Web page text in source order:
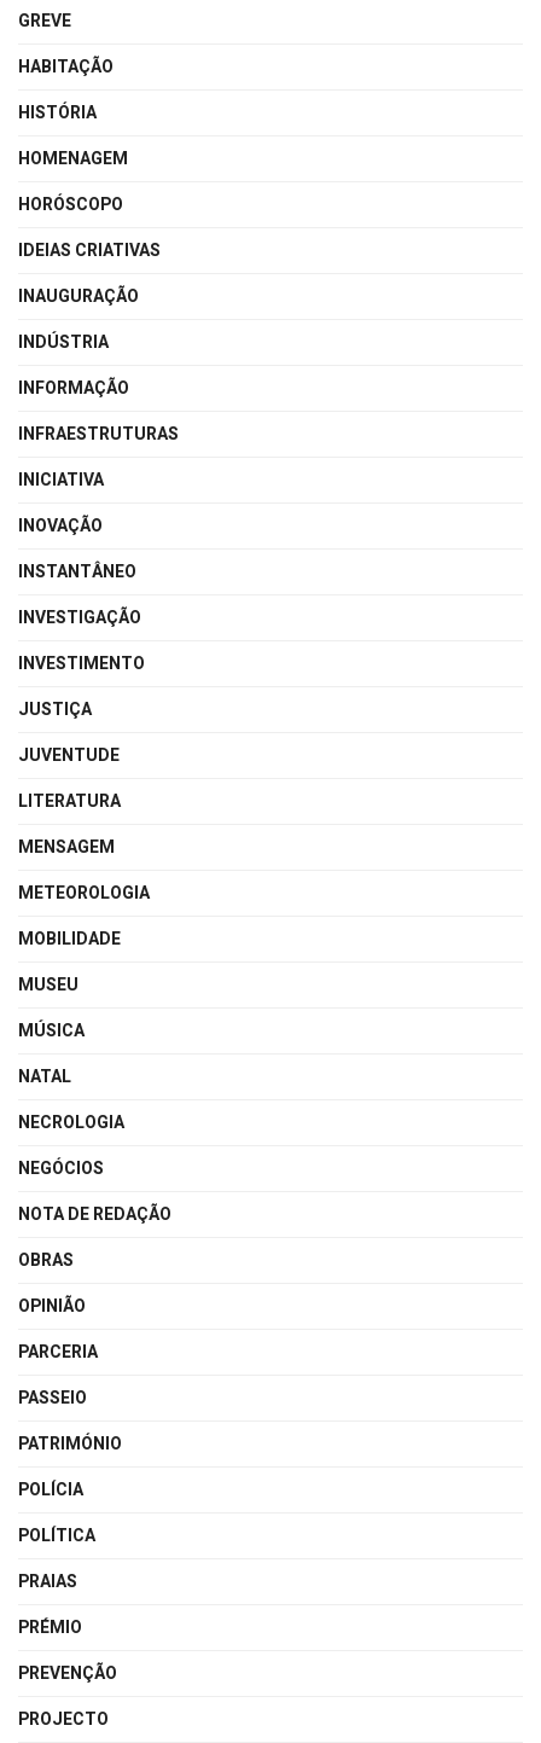
GREVE
HABITAÇÃO
HISTÓRIA
HOMENAGEM
HORÓSCOPO
IDEIAS CRIATIVAS
INAUGURAÇÃO
INDÚSTRIA
INFORMAÇÃO
INFRAESTRUTURAS
INICIATIVA
INOVAÇÃO
INSTANTÂNEO
INVESTIGAÇÃO
INVESTIMENTO
JUSTIÇA
JUVENTUDE
LITERATURA
MENSAGEM
METEOROLOGIA
MOBILIDADE
MUSEU
MÚSICA
NATAL
NECROLOGIA
NEGÓCIOS
NOTA DE REDAÇÃO
OBRAS
OPINIÃO
PARCERIA
PASSEIO
PATRIMÓNIO
POLÍCIA
POLÍTICA
PRAIAS
PRÉMIO
PREVENÇÃO
PROJECTO